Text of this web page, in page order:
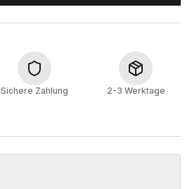
Sichere Zahlung 2-3 Werktage